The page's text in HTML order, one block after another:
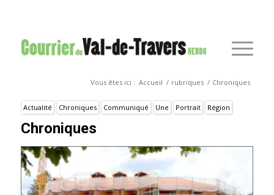
Vous êtes ici : Accueil / rubriques / Chroniques
Actualité Chroniques Communiqué Une Portrait Région
Chroniques